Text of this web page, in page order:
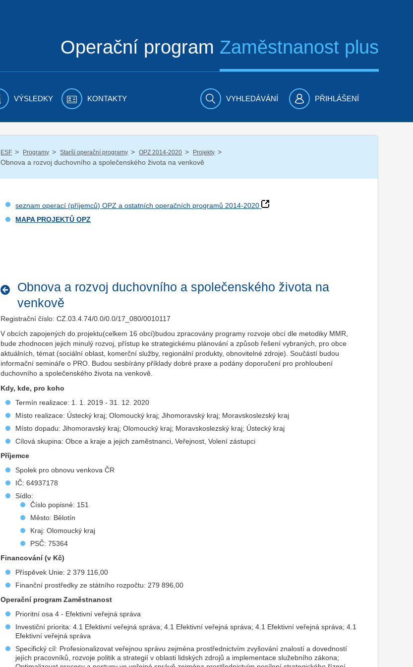
Operační program Zaměstnanost plus
VÝSLEDKY KONTAKTY VYHLEDÁVÁNÍ PŘIHLÁŠENÍ
ESF / Programy / Starší operační programy / OPZ 2014-2020 / Projekty /
Obnova a rozvoj duchovního a společenského života na venkově
seznam operací (příjemců) OPZ a ostatních operačních programů 2014-2020
MAPA PROJEKTŮ OPZ
Obnova a rozvoj duchovního a společenského života na
venkově
Registrační číslo: CZ.03.4.74/0.0/0.0/17_080/0010117
V obcích zapojených do projektu(celkem 16 obcí)budou zpracovány programy rozvoje obcí dle metodiky MMR,
bude zhodnocen jejich minulý rozvoj, přístup ke strategickému plánování a způsob řešení vybraných, pro obce
aktuálních, témat (sociální oblast, komerční služby, regionální produkty, obnovitelné zdroje). Součástí budou
informační semináře o PRO. Budou sesbírány příklady dobré praxe a podány doporučení pro prohloubení
duchovního a společenského života na venkově.
Kdy, kde, pro koho
Termín realizace: 1. 1. 2019 - 31. 12. 2020
Místo realizace: Ústecký kraj; Olomoucký kraj; Jihomoravský kraj; Moravskoslezský kraj
Místo dopadu: Jihomoravský kraj; Olomoucký kraj; Moravskoslezský kraj; Ústecký kraj
Cílová skupina: Obce a kraje a jejich zaměstnanci, Veřejnost, Volení zástupci
Příjemce
Spolek pro obnovu venkova ČR
IČ: 64937178
Sídlo:
Číslo popisné: 151
Město: Bělotín
Kraj: Olomoucký kraj
PSČ: 75364
Financování (v Kč)
Příspěvek Unie: 2 379 116,00
Finanční prostředky ze státního rozpočtu: 279 896,00
Operační program Zaměstnanost
Prioritní osa 4 - Efektivní veřejná správa
Investiční priorita: 4.1 Efektivní veřejná správa; 4.1 Efektivní veřejná správa; 4.1 Efektivní veřejná správa; 4.1
Efektivní veřejná správa
Specifický cíl: Profesionalizovat veřejnou správu zejména prostřednictvím zvyšování znalostí a dovedností
jejích pracovníků, rozvoje politik a strategií v oblasti lidských zdrojů a implementace služebního zákona;